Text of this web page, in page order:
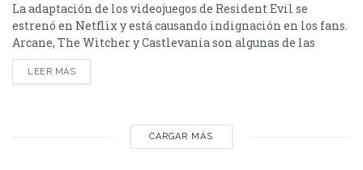
La adaptación de los videojuegos de Resident Evil se
estrenó en Netflix y está causando indignación en los fans.
Arcane, The Witcher y Castlevania son algunas de las
series basadas en videojuegos que están disponibles en
Netflix. Esas producciones fueron bien recibidas por parte
LEER MÁS
CARGAR MÁS